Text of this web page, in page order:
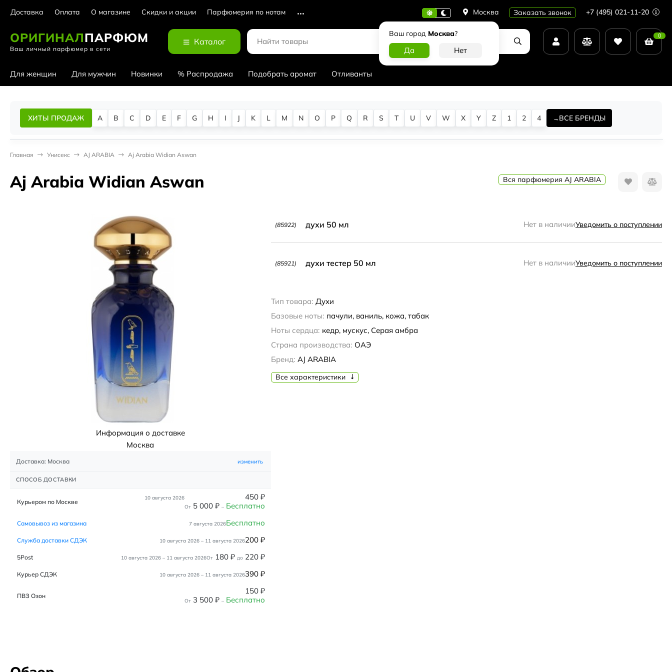
Доставка Оплата О магазине Скидки и акции Парфюмерия по нотам Москва
Ваш город Москва?
Заказать звонок +7 (495) 021-11-20
ОРИГИНАЛПАРФЮМ
Ваш личный парфюмер в сети
Каталог
0
Для женщин Для мужчин Новинки % Распродажа Подобрать аромат Отливанты
ХИТЫ ПРОДАЖ A B C D E F G H I J K L M N O P Q R S T U V W X Y Z 1 2 4 ВСЕ БРЕНДЫ
Главная Унисекс AJ ARABIA Aj Arabia Widian Aswan
Aj Arabia Widian Aswan Вся парфюмерия AJ ARABIA
(85922) духи 50 мл Нет в наличииУведомить о поступлении
(85921) духи тестер 50 мл Нет в наличииУведомить о поступлении
Тип товара: Духи
Базовые ноты: пачули, ваниль, кожа, табак
Ноты сердца: кедр, мускус, Серая амбра
Страна производства: ОАЭ
Бренд: AJ ARABIA
Все характеристики
Информация о доставке
Москва
Доставка: Москва изменить
СПОСОБ ДОСТАВКИ
Курьером по Москве 10 августа 2026 450 ₽
От 5 000 ₽ – Бесплатно
Самовывоз из магазина 7 августа 2026Бесплатно
Служба доставки СДЭК 10 августа 2026 – 11 августа 2026200 ₽
5Post 10 августа 2026 – 11 августа 2026От 180 ₽ до 220 ₽
Курьер СДЭК 10 августа 2026 – 11 августа 2026390 ₽
ПВЗ Озон 150 ₽
От 3 500 ₽ – Бесплатно